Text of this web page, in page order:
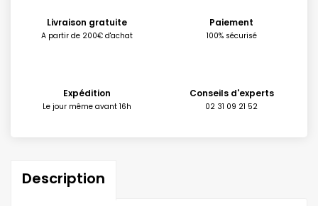
Livraison gratuite
A partir de 200€ d'achat
Paiement
100% sécurisé
Expédition
Le jour même avant 16h
Conseils d'experts
02 31 09 21 52
Description